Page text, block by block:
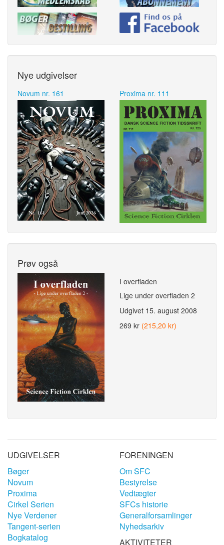
Nye udgivelser
Novum nr. 161 Proxima nr. 111
Prøv også
I overfladen
Lige under overfladen 2
Udgivet 15. august 2008
269 kr (215,20 kr)
UDGIVELSER
Bøger
Novum
Proxima
Cirkel Serien
Nye Verdener
Tangent-serien
Bogkatalog
FORENINGEN
Om SFC
Bestyrelse
Vedtægter
SFCs historie
Generalforsamlinger
Nyhedsarkiv
AKTIVITETER